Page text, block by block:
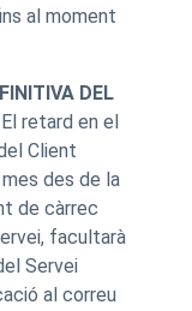
al moment
DEL
retard en el
Client
des de la
de càrrec
facultarà
Servei
al correu